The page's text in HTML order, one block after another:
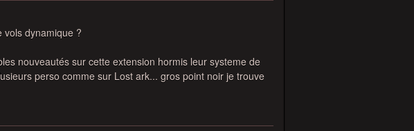
vols dynamique ?
nouveautés sur cette extension hormis leur systeme de
perso comme sur Lost ark... gros point noir je trouve